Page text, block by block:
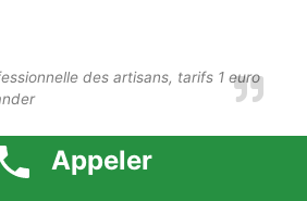
des artisans, tarifs 1 euro
Appeler